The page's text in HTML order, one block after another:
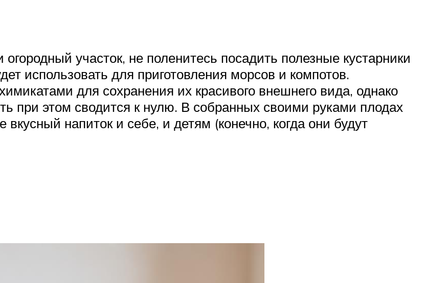
участок, не поленитесь посадить полезные кустарники
использовать для приготовления морсов и компотов.
для сохранения их красивого внешнего вида, однако
при этом сводится к нулю. В собранных своими руками плодах
напиток и себе, и детям (конечно, когда они будут